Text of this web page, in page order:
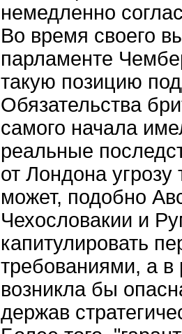
немедленно
Во время своего
парламенте
такую позицию
Обязательства
самого начала
реальные
от Лондона
может, подобно
Чехословакии и
капитулировать
требованиями, а в
возникла бы
держав